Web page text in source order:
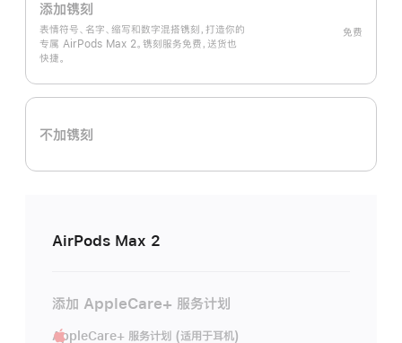
添加镌刻
表情符号、名字、缩写和数字混搭镌刻，打造你的
专属 AirPods Max 2。镌刻服务免费，送货也
快捷。
免费
不加镌刻
AirPods Max 2
添加 AppleCare+ 服务计划
AppleCare+ 服务计划 (适用于耳机)